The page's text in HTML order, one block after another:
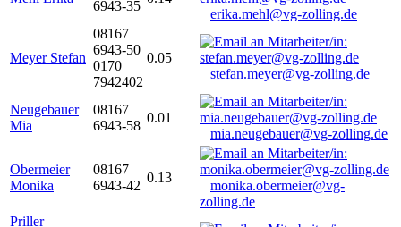
6943-35
erika.mehl@vg-zolling.de
Meyer Stefan
08167
6943-50
0170
7942402
0.05
stefan.meyer@vg-zolling.de
Neugebauer
Mia
08167
6943-58
0.01
mia.neugebauer@vg-zolling.de
Obermeier
Monika
08167
6943-42
0.13
monika.obermeier@vg-
zolling.de
Priller